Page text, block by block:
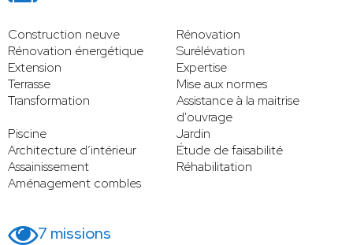
Construction neuve
Rénovation
Rénovation énergétique
Surélévation
Extension
Expertise
Terrasse
Mise aux normes
Transformation
Assistance à la maitrise
d'ouvrage
Piscine
Jardin
Architecture d’intérieur
Étude de faisabilité
Assainissement
Réhabilitation
Aménagement combles
7 missions